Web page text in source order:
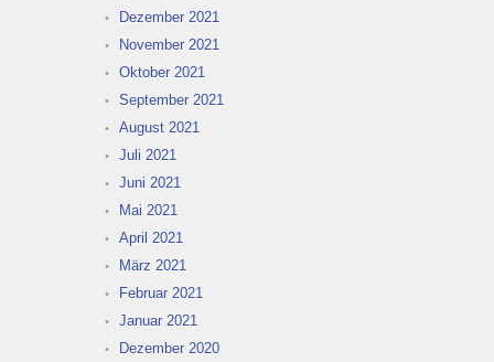
Dezember 2021
November 2021
Oktober 2021
September 2021
August 2021
Juli 2021
Juni 2021
Mai 2021
April 2021
März 2021
Februar 2021
Januar 2021
Dezember 2020